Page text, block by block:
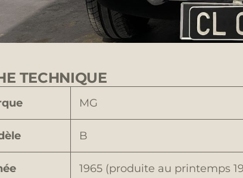
TECHNIQUE
MG
B
1965 (produite au printemps